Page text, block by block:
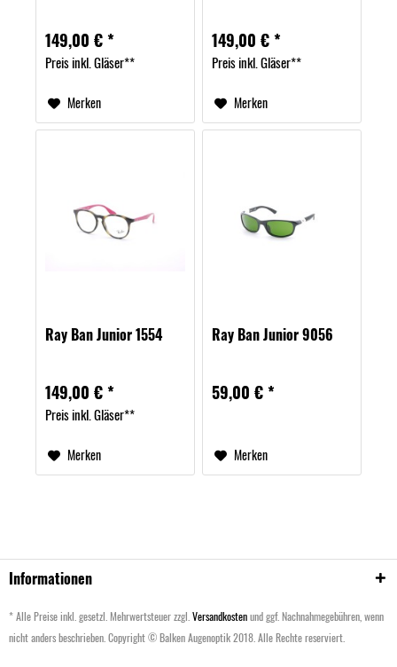
149,00 € *
Preis inkl. Gläser**
Merken
149,00 € *
Preis inkl. Gläser**
Merken
Ray Ban Junior 1554
149,00 € *
Preis inkl. Gläser**
Merken
Ray Ban Junior 9056
59,00 € *
Merken
Informationen
* Alle Preise inkl. gesetzl. Mehrwertsteuer zzgl. Versandkostenund ggf. Nachnahmegebühren, wenn
nicht anders beschrieben. Copyright © Balken Augenoptik 2018. Alle Rechte reserviert.